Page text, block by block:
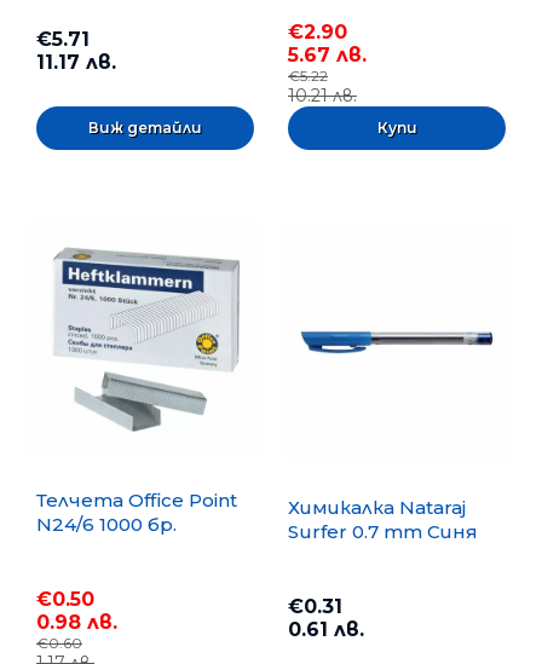
€5.71
11.17 лв.
Виж детайли
€2.90
5.67 лв.
€5.22
10.21 лв.
Телчета Office Point
N24/6 1000 бр.
€0.50
0.98 лв.
€0.60
Химикалка Nataraj
Surfer 0.7 mm Синя
€0.31
0.61 лв.